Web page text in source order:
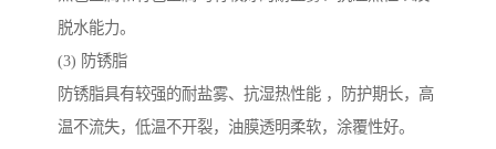
脱水能力。
(3) 防锈脂
防锈脂具有较强的耐盐雾、抗湿热性能 ，防护期长，高
温不流失，低温不开裂，油膜透明柔软，涂覆性好。